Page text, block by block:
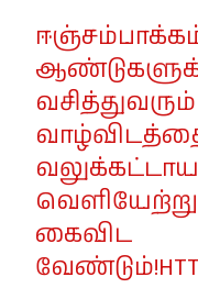
கைவிட
வேண்டும்!